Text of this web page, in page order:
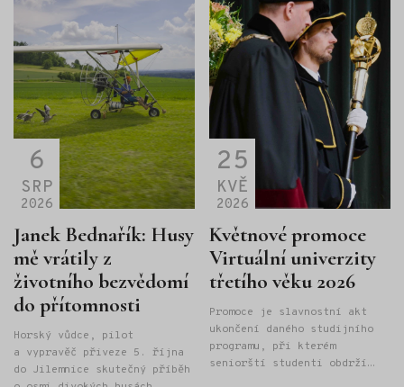
6
SRP
2026
Janek Bednařík: Husy
mě vrátily z
životního bezvědomí
do přítomnosti
Horský vůdce, pilot
a vypravěč přiveze 5. října
do Jilemnice skutečný příběh
25
KVĚ
2026
Květnové promoce
Virtuální univerzity
třetího věku 2026
Promoce je slavnostní akt
ukončení daného studijního
programu, při kterém
seniorští studenti obdrží